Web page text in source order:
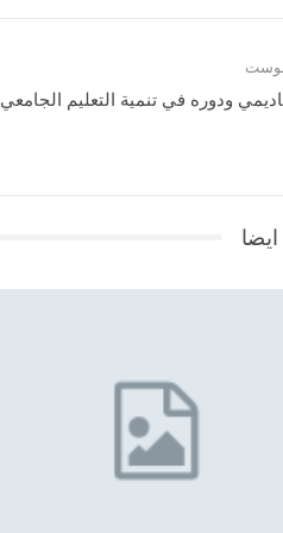
ودوره في تنمية التعليم الجامعي